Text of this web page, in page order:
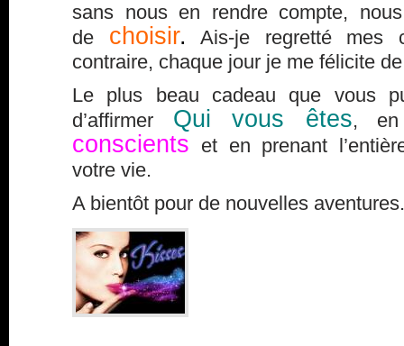
sans nous en rendre compte,
de choisir.
Ais-je regretté
contraire, chaque jour je me félicite
Le plus beau cadeau que vous
d’affirmer Qui vous êtes,
conscients et en prenant
votre vie.
A bientôt pour de nouvelles aventures.